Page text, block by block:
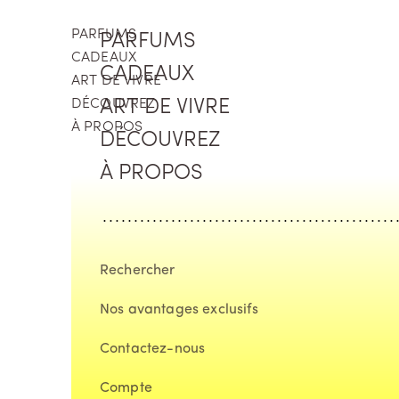
PARFUMS
CADEAUX
ART DE VIVRE
DÉCOUVREZ
À PROPOS
PARFUMS
CADEAUX
ART DE VIVRE
DÉCOUVREZ
À PROPOS
Rechercher
Nos avantages exclusifs
Contactez-nous
Compte